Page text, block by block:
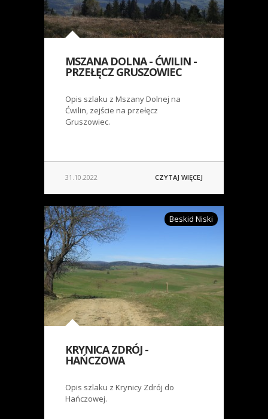
MSZANA DOLNA - ĆWILIN -
PRZEŁĘCZ GRUSZOWIEC
Opis szlaku z Mszany Dolnej na
Ćwilin, zejście na przełęcz
Gruszowiec.
31.10.2022 CZYTAJ WIĘCEJ
Beskid Niski
KRYNICA ZDRÓJ -
HAŃCZOWA
Opis szlaku z Krynicy Zdrój do
Hańczowej.